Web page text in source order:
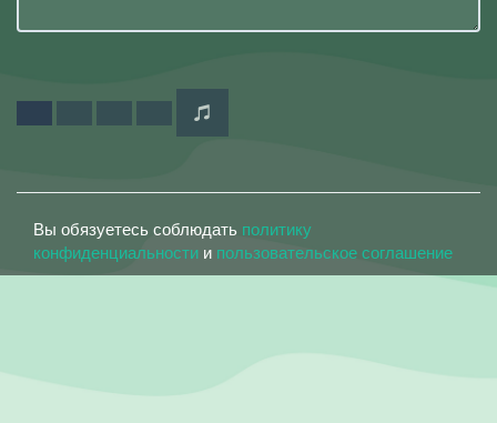
Вы обязуетесь соблюдать политику
конфиденциальности и пользовательское соглашение